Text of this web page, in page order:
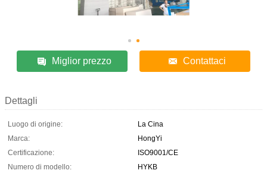
Miglior prezzo Contattaci
Dettagli
Luogo di origine:
La Cina
Marca:
HongYi
Certificazione:
ISO9001/CE
Numero di modello:
HYKB